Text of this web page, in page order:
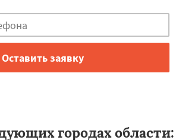
городах области: